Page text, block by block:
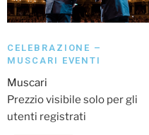
CELEBRAZIONE –
MUSCARI EVENTI
Muscari
Prezzio visibile solo per gli
utenti registrati